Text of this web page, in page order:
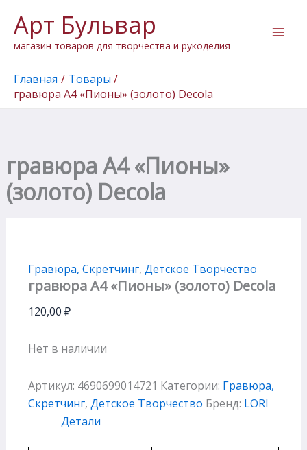
содержимому
Арт Бульвар
магазин товаров для творчества и рукоделия
Главная
Товары
гравюра А4 «Пионы» (золото) Decola
гравюра А4 «Пионы»
(золото) Decola
Гравюра, Скретчинг, Детское Творчество
гравюра А4 «Пионы» (золото) Decola
120,00 ₽
Нет в наличии
Артикул: 4690699014721 Категории: Гравюра,
Скретчинг, Детское Творчество Бренд: LORI
Детали